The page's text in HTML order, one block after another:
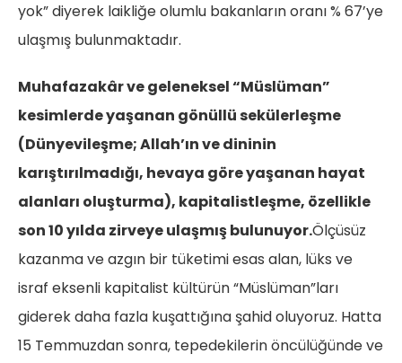
yok” diyerek laikliğe olumlu bakanların oranı % 67’ye
ulaşmış bulunmaktadır.
Muhafazakâr ve geleneksel “Müslüman”
kesimlerde yaşanan gönüllü sekülerleşme
(Dünyevileşme; Allah’ın ve dininin
karıştırılmadığı, hevaya göre yaşanan hayat
alanları oluşturma), kapitalistleşme, özellikle
son 10 yılda zirveye ulaşmış bulunuyor.Ölçüsüz
kazanma ve azgın bir tüketimi esas alan, lüks ve
israf eksenli kapitalist kültürün “Müslüman”ları
giderek daha fazla kuşattığına şahid oluyoruz. Hatta
15 Temmuzdan sonra, tepedekilerin öncülüğünde ve